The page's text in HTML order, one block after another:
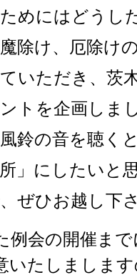
めにはどうし
除け、厄除け
いただき、茨
トを企画しま
鈴の音を聴く
」にしたいと
ぜひお越し下
例会の開催ま
いたしましま